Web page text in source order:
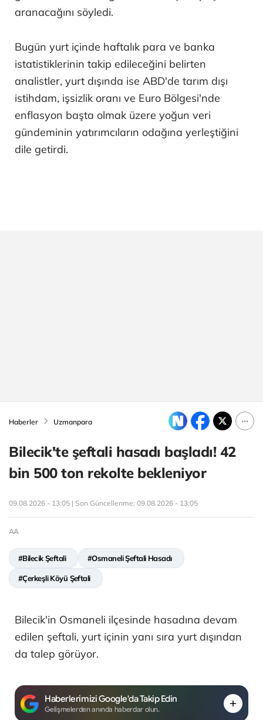
aranacağını söyledi.
Bugün yurt içinde haftalık para ve banka
istatistiklerinin takip edileceğini belirten
analistler, yurt dışında ise ABD'de tarım dışı
istihdam, işsizlik oranı ve Euro Bölgesi'nde
enflasyon başta olmak üzere yoğun veri
gündeminin yatırımcıların odağına yerleştiğini
dile getirdi.
Haberler Uzmanpara
Bilecik'te şeftali hasadı başladı! 42
bin 500 ton rekolte bekleniyor
09.08.2026 - 13:05 | Son Güncellenme: 09.08.2026 - 13:05
AA
#Bilecik Şeftali #Osmaneli Şeftali Hasadı
#Çerkeşli Köyü Şeftali
Bilecik'in Osmaneli ilçesinde hasadına devam
edilen şeftali, yurt içinin yanı sıra yurt dışından
da talep görüyor.
Haberlerimizi Google'da Takip Edin
Gelişmelerden anında haberdar olun.